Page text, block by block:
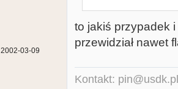
2002-03-09
to jakiś przypadek
przewidział nawet
Kontakt: pin@usdk.pl